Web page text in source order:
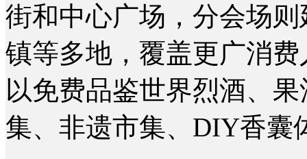
街和中心广场，分会场
镇等多地，覆盖更广消
以免费品鉴世界烈酒、
集、非遗市集、DIY香囊